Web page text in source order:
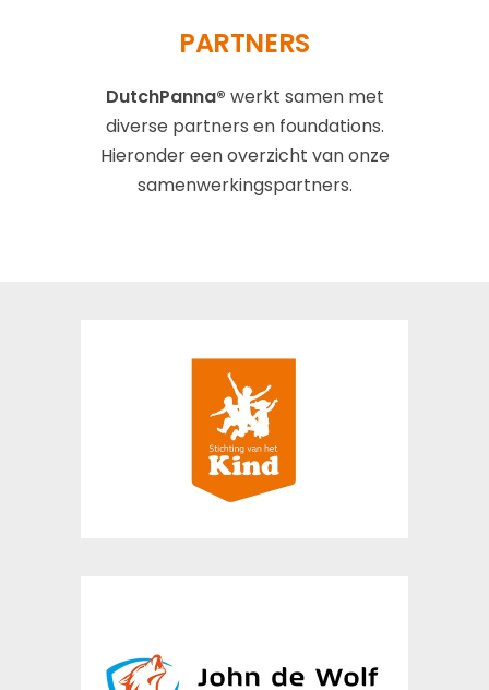
PARTNERS
DutchPanna® werkt samen met
diverse partners en foundations.
Hieronder een overzicht van onze
samenwerkingspartners.